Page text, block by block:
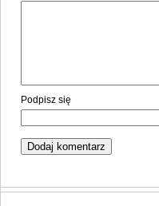
Podpisz się